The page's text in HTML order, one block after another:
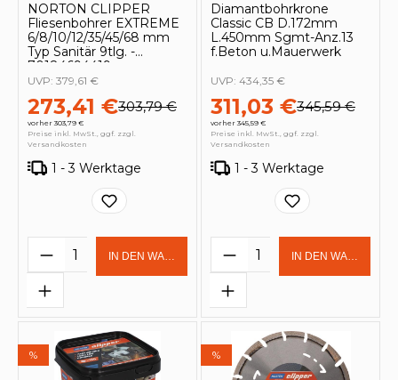
NORTON CLIPPER
Fliesenbohrer EXTREME
6/8/10/12/35/45/68 mm
Typ Sanitär 9tlg. -
70184694419
273,41 €303,79 €
vorher 303,79 €
UVP: 379,61 €
Preise inkl. MwSt., ggf. zzgl.
Versandkosten
1 - 3 Werktage
Produkt Anzahl: Gib den
IN DEN WARENKORB
Diamantbohrkrone
Classic CB D.172mm
L.450mm Sgmt-Anz.13
f.Beton u.Mauerwerk
311,03 €345,59 €
vorher 345,59 €
UVP: 434,35 €
Preise inkl. MwSt., ggf. zzgl.
Versandkosten
1 - 3 Werktage
Produkt Anzahl:
IN DEN
% %